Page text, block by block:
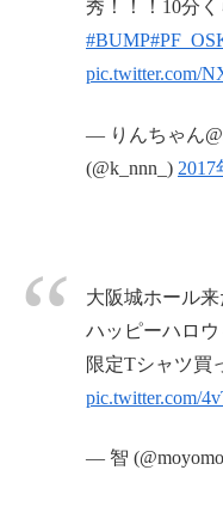
秀！！！10分
#BUMP
pic.twitter.com/
— りんちゃん
(@k_nnn_) 2017
大阪城ホール
ハッピーハロ
限定Tシャツ買
pic.twitter.com/
— 智